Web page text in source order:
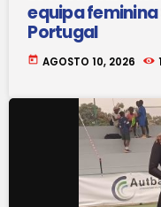
equipa feminina
Portugal
today AGOSTO 10, 2026